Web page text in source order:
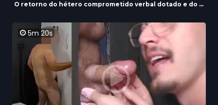
O retorno do hétero comprometido verbal dotado e do ...
5m 20s